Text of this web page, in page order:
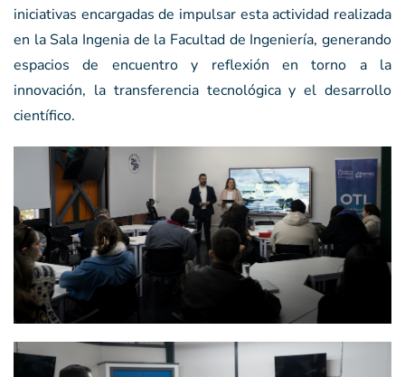
iniciativas encargadas de impulsar esta actividad realizada
en la Sala Ingenia de la Facultad de Ingeniería, generando
espacios de encuentro y reflexión en torno a la
innovación, la transferencia tecnológica y el desarrollo
científico.